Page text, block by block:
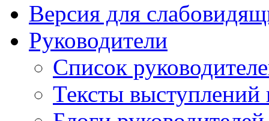
Версия для
Руководители
Список
Тексты выступлений